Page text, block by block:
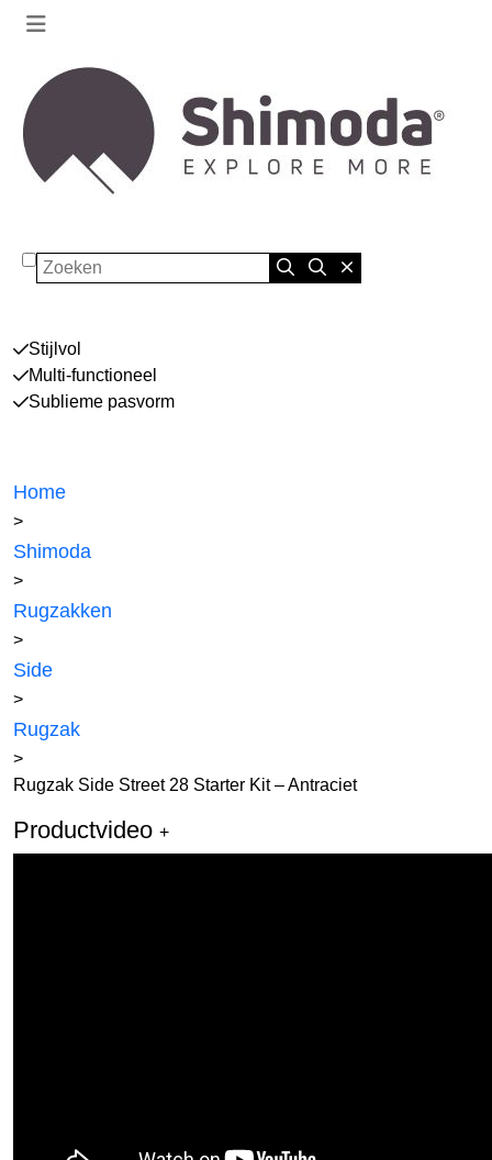
Zoeken
Stijlvol
Multi-functioneel
Sublieme pasvorm
Home
>
Shimoda
>
Rugzakken
>
Side
>
Rugzak
>
Rugzak Side Street 28 Starter Kit – Antraciet
Productvideo +